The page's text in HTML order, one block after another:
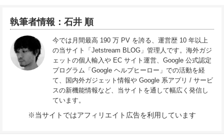
執筆者情報：石井 順
今では月間最高 190 万 PV を誇る、運営歴 10 年以上
の当サイト「Jetstream BLOG」管理人です。海外ガジ
ェットの個人輸入や EC サイト運営、Google 公式認定
プログラム「Google ヘルプヒーロー」での活動を経
て、国内外ガジェット情報や Google 系アプリ / サービ
スの新機能情報など、当サイトを通して幅広く発信し
ています。
※当サイトではアフィリエイト広告を利用しています